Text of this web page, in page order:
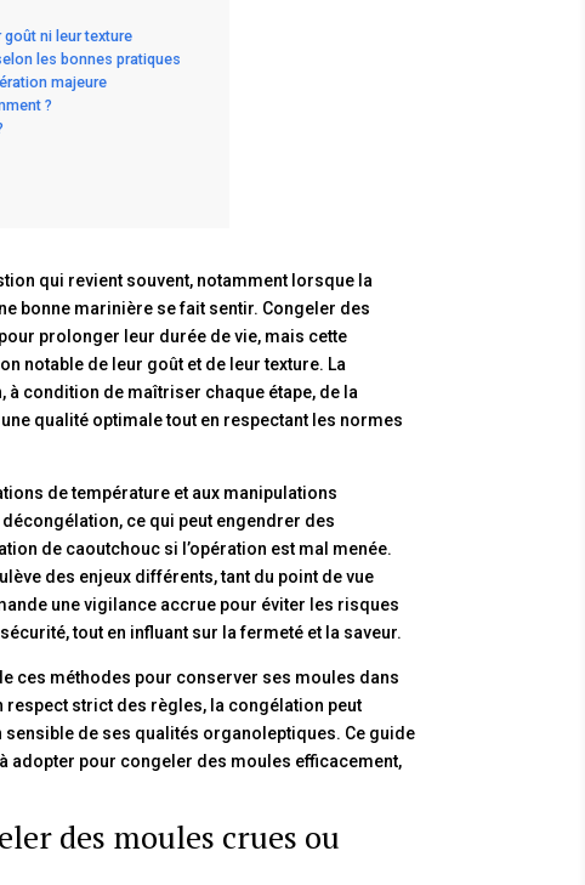
ni leur texture
les bonnes pratiques
majeure
?
qui revient souvent, notamment lorsque la
bonne marinière se fait sentir. Congeler des
prolonger leur durée de vie, mais cette
notable de leur goût et de leur texture. La
condition de maîtriser chaque étape, de la
qualité optimale tout en respectant les normes
de température et aux manipulations
ce qui peut engendrer des
de caoutchouc si l’opération est mal menée.
des enjeux différents, tant du point de vue
une vigilance accrue pour éviter les risques
tout en influant sur la fermeté et la saveur.
ces méthodes pour conserver ses moules dans
respect strict des règles, la congélation peut
de ses qualités organoleptiques. Ce guide
adopter pour congeler des moules efficacement,
des moules crues ou